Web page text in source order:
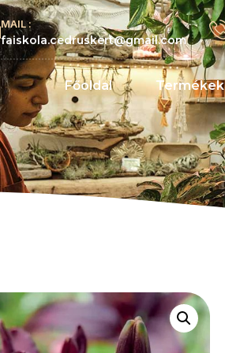
MAIL :
faiskola.cedruskert@gmail.com
Főoldal Termékek